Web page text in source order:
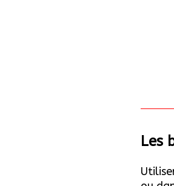
Les